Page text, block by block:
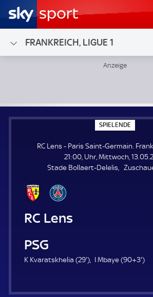
FRANKREICH, LIGUE 1
SPIELENDE
P
E
L
E
N
RC Lens - Paris Saint-Germain.
21:00, Uhr, Mittwoch,
Stade Bollaert-Delelis
RC Lens
Paris Saint-Germain
K Kvaratskhelia (29'2
) I Mbaye (90+3'9
)